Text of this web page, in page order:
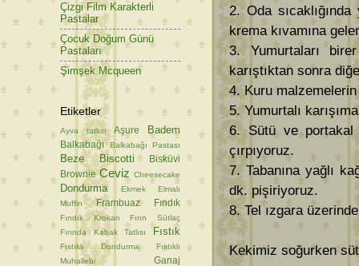
2. Oda
krema kıvamına
3. Yumurtaları
karıştıktan sonra
4. Kuru malzemelerin
5. Yumurtalı
6. Sütü ve
çırpıyoruz.
7. Tabanına yağlı
dk. pişiriyoruz.
8. Tel ızgara
Kekimiz soğurken
Çizgi Film Karakterli
Pastalar
Çocuk Doğum Günü
Pastaları
Şimşek Mcqueen
Etiketler
Ayva tatlısı Aşure Badem
Balkabağı Balkabağı Pastası
Beze Biscotti
Bisküvi
Brownie Ceviz Cheesecake
Dondurma Ekmek
Elmalı
Muffin
Frambuaz Fındık
Fındık Krokan
Fırın Sütlaç
Fırında Kabak Tatlısı
Fıstık
Fıstıklı Dondurma
Fıstıklı
Muhallebi
Ganaj